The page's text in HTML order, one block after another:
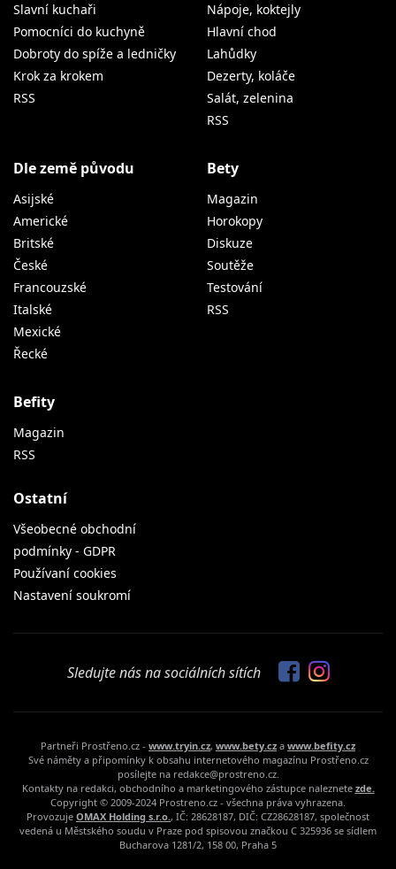
Slavní kuchaři
Pomocníci do kuchyně
Dobroty do spíže a ledničky
Krok za krokem
RSS
Nápoje, koktejly
Hlavní chod
Lahůdky
Dezerty, koláče
Salát, zelenina
RSS
Dle země původu
Asijské
Americké
Britské
České
Francouzské
Italské
Mexické
Řecké
Bety
Magazin
Horokopy
Diskuze
Soutěže
Testování
RSS
Befity
Magazin
RSS
Ostatní
Všeobecné obchodní
podmínky - GDPR
Používaní cookies
Nastavení soukromí
Sledujte nás na sociálních sítích
Partneři Prostřeno.cz - www.tryin.cz, www.bety.cz a www.befity.cz
Své náměty a připomínky k obsahu internetového magazínu Prostřeno.cz
posílejte na redakce@prostreno.cz.
Kontakty na redakci, obchodního a marketingového zástupce naleznete zde.
Copyright © 2009-2024 Prostreno.cz - všechna práva vyhrazena.
Provozuje OMAX Holding s.r.o., IČ: 28628187, DIČ: CZ28628187, společnost
vedená u Městského soudu v Praze pod spisovou značkou C 325936 se sídlem
Bucharova 1281/2, 158 00, Praha 5